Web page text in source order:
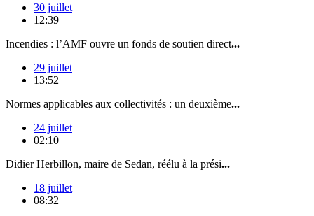
30 juillet
12:39
Incendies : l’AMF ouvre un fonds de soutien direct...
29 juillet
13:52
Normes applicables aux collectivités : un deuxième...
24 juillet
02:10
Didier Herbillon, maire de Sedan, réélu à la prési...
18 juillet
08:32